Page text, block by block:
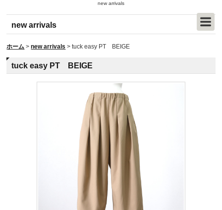
new arrivals
new arrivals
ホーム > new arrivals > tuck easy PT BEIGE
tuck easy PT BEIGE